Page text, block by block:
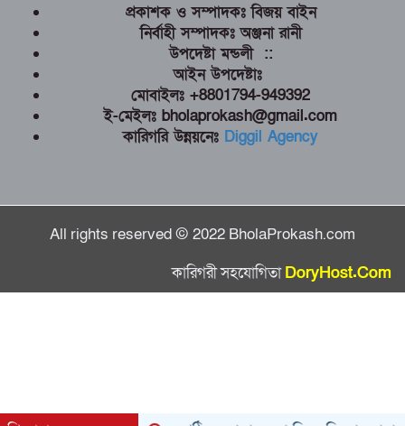
প্রকাশক ও সম্পাদকঃ বিজয় বাইন
নির্বাহী সম্পাদকঃ অঞ্জনা রানী
উপদেষ্টা মন্ডলী ::
আইন উপদেষ্টাঃ
মোবাইলঃ +8801794-949392
ই-মেইলঃ bholaprokash@gmail.com
কারিগরি উন্নয়নেঃ Diggil Agency
All rights reserved © 2022 BholaProkash.com
কারিগরী সহযোগিতাDoryHost.Com